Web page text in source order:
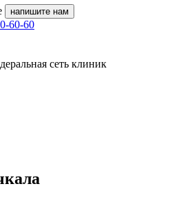
напишите нам
60-60
сеть клиник